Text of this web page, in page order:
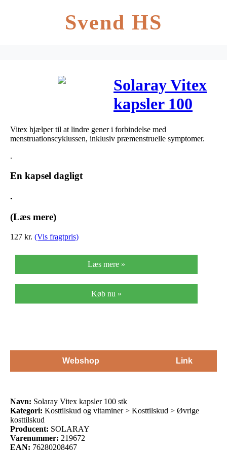
Svend HS
Solaray Vitex
kapsler 100
stk
Vitex hjælper til at lindre gener i forbindelse med
menstruationscyklussen, inklusiv præmenstruelle symptomer.
.
En kapsel dagligt
.
(Læs mere)
127 kr. (Vis fragtpris)
Læs mere »
Køb nu »
Webshop Link
Navn: Solaray Vitex kapsler 100 stk
Kategori: Kosttilskud og vitaminer > Kosttilskud > Øvrige
kosttilskud
Producent: SOLARAY
Varenummer: 219672
EAN: 76280208467